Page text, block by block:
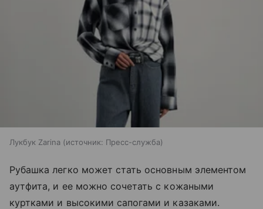
Лукбук Zarina источник: Пресс-служба
Рубашка легко может стать основным элементом
аутфита, и ее можно сочетать с кожаными
куртками и высокими сапогами и казаками.